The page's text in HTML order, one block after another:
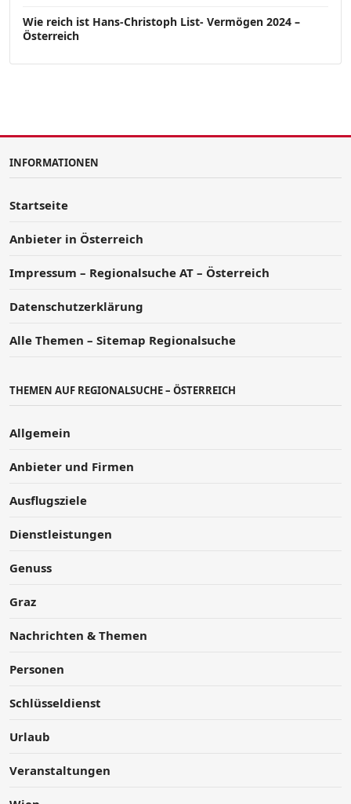
Wie reich ist Hans-Christoph List- Vermögen 2024 –
Österreich
INFORMATIONEN
Startseite
Anbieter in Österreich
Impressum – Regionalsuche AT – Österreich
Datenschutzerklärung
Alle Themen – Sitemap Regionalsuche
THEMEN AUF REGIONALSUCHE – ÖSTERREICH
Allgemein
Anbieter und Firmen
Ausflugsziele
Dienstleistungen
Genuss
Graz
Nachrichten & Themen
Personen
Schlüsseldienst
Urlaub
Veranstaltungen